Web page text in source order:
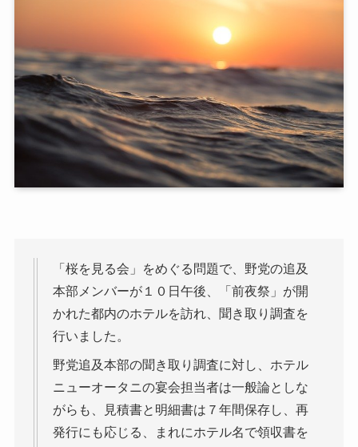
「桜を見る会」をめぐる問題で、野党の追及
本部メンバーが１０日午後、「前夜祭」が開
かれた都内のホテルを訪れ、聞き取り調査を
行いました。
野党追及本部の聞き取り調査に対し、ホテル
ニューオータニの宴会担当者は一般論としな
がらも、見積書と明細書は７年間保存し、再
発行にも応じる、まれにホテル名で領収書を